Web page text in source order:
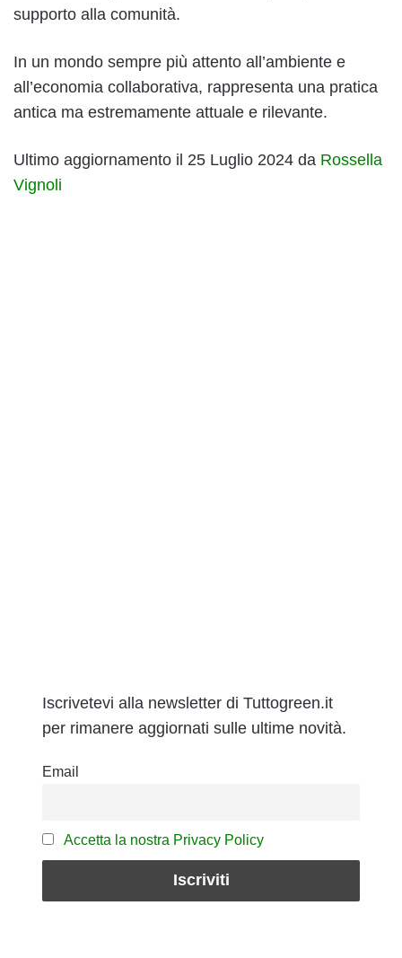
supporto alla comunità.
In un mondo sempre più attento all’ambiente e
all’economia collaborativa, rappresenta una pratica
antica ma estremamente attuale e rilevante.
Ultimo aggiornamento il 25 Luglio 2024 da Rossella
Vignoli
Iscrivetevi alla newsletter di Tuttogreen.it
per rimanere aggiornati sulle ultime novità.
Email
Accetta la nostra Privacy Policy